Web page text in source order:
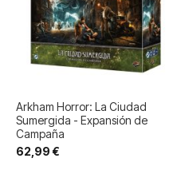
Arkham Horror: La Ciudad
Sumergida - Expansión de
Campaña
62,99 €